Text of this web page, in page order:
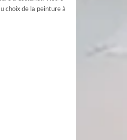
choix de la peinture à